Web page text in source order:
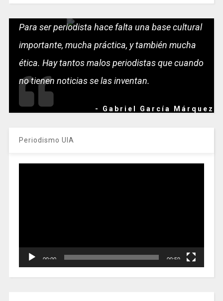
Para ser periodista hace falta una base cultural
importante, mucha práctica, y también mucha
ética. Hay tantos malos periodistas que cuando
no tienen noticias se las inventan.
- Gabriel García Márquez
Periodismo UIA
00:00 00:59